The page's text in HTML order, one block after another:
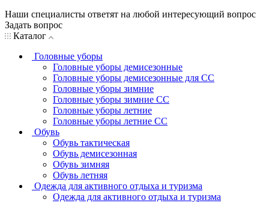
Наши специалисты ответят на любой интересующий вопрос
Задать вопрос
Каталог
Головные уборы
Головные уборы демисезонные
Головные уборы демисезонные для СС
Головные уборы зимние
Головные уборы зимние СС
Головные уборы летние
Головные уборы летние СС
Обувь
Обувь тактическая
Обувь демисезонная
Обувь зимняя
Обувь летняя
Одежда для активного отдыха и туризма
Одежда для активного отдыха и туризма